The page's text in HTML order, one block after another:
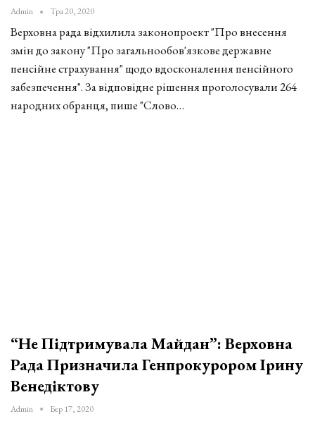
Admin Тра 20, 2020
Верховна рада відхилила законопроект "Про внесення
змін до закону "Про загальнообов'язкове державне
пенсійне страхування" щодо вдосконалення пенсійного
забезпечення". За відповідне рішення проголосували 264
народних обранця, пише "Слово…
“Не Підтримувала Майдан”: Верховна
Рада Призначила Генпрокурором Ірину
Венедіктову
Admin Бер 17, 2020